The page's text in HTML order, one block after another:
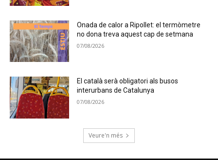
Onada de calor a Ripollet: el termòmetre
no dona treva aquest cap de setmana
07/08/2026
El català serà obligatori als busos
interurbans de Catalunya
07/08/2026
Veure'n més